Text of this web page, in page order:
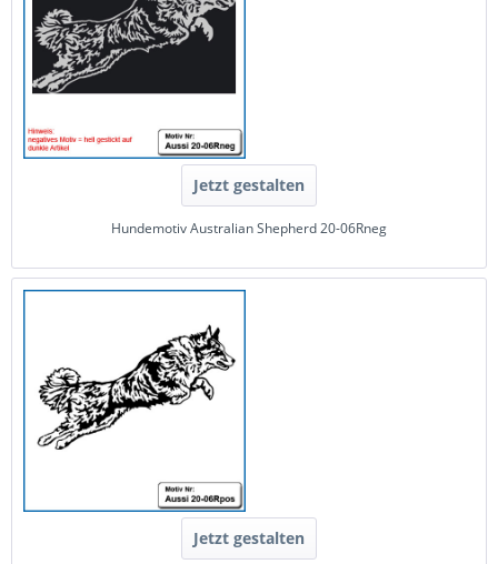
Jetzt gestalten
Hundemotiv Australian Shepherd 20-06Rneg
Jetzt gestalten